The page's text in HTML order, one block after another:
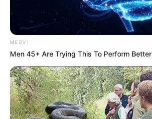
MEDVI
Men 45+ Are Trying This To Perform Better